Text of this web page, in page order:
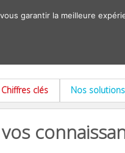
Chiffres clés Nos solutions
garantir la meilleure